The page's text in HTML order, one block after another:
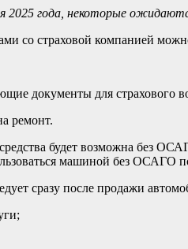
2025 года, некоторые
со страховой компанией
документы для страхового
ремонт.
будет возможна без
машиной без ОСАГО
сразу после продажи